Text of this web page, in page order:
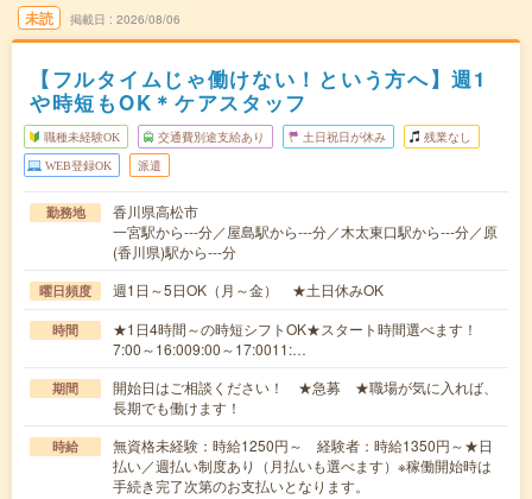
未読 掲載日 2026/08/06
【フルタイムじゃ働けない！という方へ】週1
や時短もOK＊ケアスタッフ
職種未経験OK 交通費別途支給あり 土日祝日が休み 残業なし
WEB登録OK 派遣
勤務地
香川県高松市
一宮駅から---分／屋島駅から---分／木太東口駅から---分／原
(香川県)駅から---分
曜日頻度 週1日～5日OK（月～金） ★土日休みOK
時間
★1日4時間～の時短シフトOK★スタート時間選べます！
7:00～16:009:00～17:0011:…
期間
開始日はご相談ください！ ★急募 ★職場が気に入れば、
長期でも働けます！
時給
無資格未経験：時給1250円～ 経験者：時給1350円～★日
払い／週払い制度あり（月払いも選べます）※稼働開始時は
手続き完了次第のお支払いとなります。